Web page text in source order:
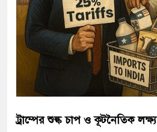
ট্রাম্পের শুল্ক চাপ ও কূটনৈতিক লক্ষ্য